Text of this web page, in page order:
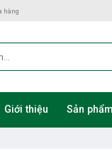
hàng
Giới thiệu Sản